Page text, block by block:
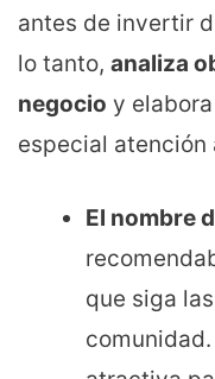
antes de invertir
lo tanto, analiza
negocio y
especial atención
El nombre
que siga